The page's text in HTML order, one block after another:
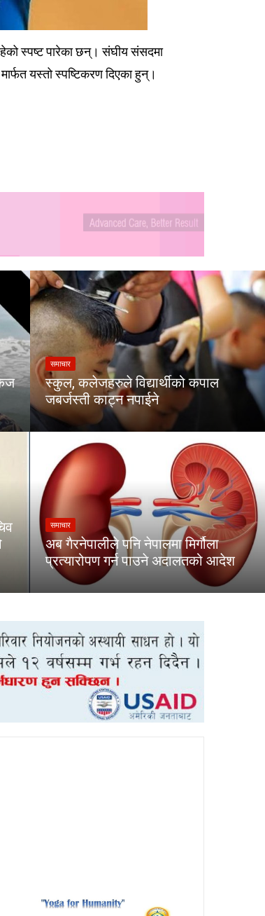
स्पष्ट पारेका छन्। संघीय संसदमा
यस्तो स्पष्टिकरण दिएका हुन्।
समाचार
स्कुल, कलेजहरुले विद्यार्थीको कपाल
जबर्जस्ती काट्न नपाईने
समाचार
अब गैरनेपालीले पनि नेपालमा मिर्गौला
प्रत्यारोपण गर्न पाउने अदालतको आदेश